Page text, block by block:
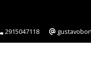
2915047118